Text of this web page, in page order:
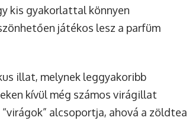
kis gyakorlattal könnyen
játékos lesz a parfüm
illat, melynek leggyakoribb
kívül még számos virágillat
alcsoportja, ahová a zöldtea